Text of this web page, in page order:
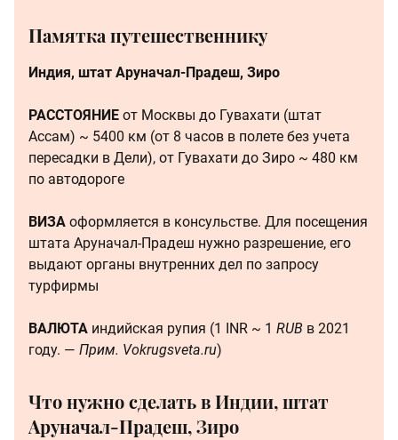
Памятка путешественнику
Индия, штат Аруначал-Прадеш, Зиро
РАССТОЯНИЕ от Москвы до Гувахати (штат
Ассам) ~ 5400 км (от 8 часов в полете без учета
пересадки в Дели), от Гувахати до Зиро ~ 480 км
по автодороге
ВИЗА оформляется в консульстве. Для посещения
штата Аруначал-Прадеш нужно разрешение, его
выдают органы внутренних дел по запросу
турфирмы
ВАЛЮТА индийская рупия (1 INR ~ 1 RUB в 2021
году. — Прим. Vokrugsveta.ru)
Что нужно сделать в Индии, штат
Аруначал-Прадеш, Зиро